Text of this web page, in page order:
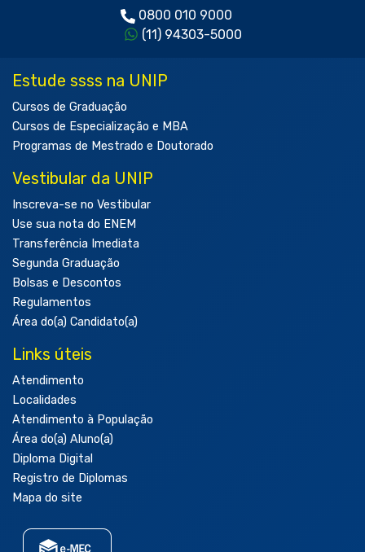
0800 010 9000
(11) 94303-5000
Estude ssss na UNIP
Cursos de Graduação
Cursos de Especialização e MBA
Programas de Mestrado e Doutorado
Vestibular da UNIP
Inscreva-se no Vestibular
Use sua nota do ENEM
Transferência Imediata
Segunda Graduação
Bolsas e Descontos
Regulamentos
Área do(a) Candidato(a)
Links úteis
Atendimento
Localidades
Atendimento à População
Área do(a) Aluno(a)
Diploma Digital
Registro de Diplomas
Mapa do site